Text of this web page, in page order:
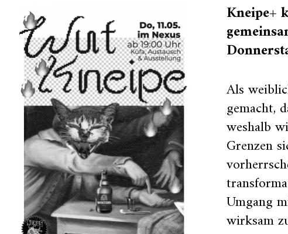
Kneipe+
Als
gemacht,
weshalb
Grenzen
Umgang
wirksam